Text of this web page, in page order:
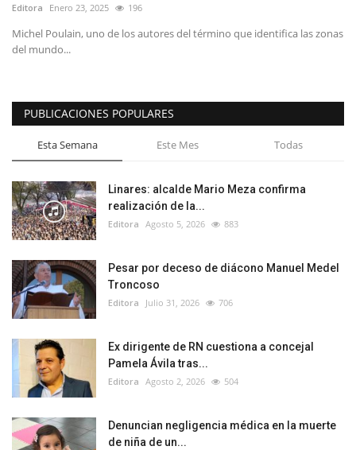
Editora Enero 23, 2025 196
Michel Poulain, uno de los autores del término que identifica las zonas
del mundo...
PUBLICACIONES POPULARES
Esta Semana Este Mes Todas
Linares: alcalde Mario Meza confirma
realización de la...
Editora Agosto 5, 2026 883
Pesar por deceso de diácono Manuel Medel
Troncoso
Editora Julio 31, 2026 706
Ex dirigente de RN cuestiona a concejal
Pamela Ávila tras...
Editora Agosto 2, 2026 504
Denuncian negligencia médica en la muerte
de niña de un...